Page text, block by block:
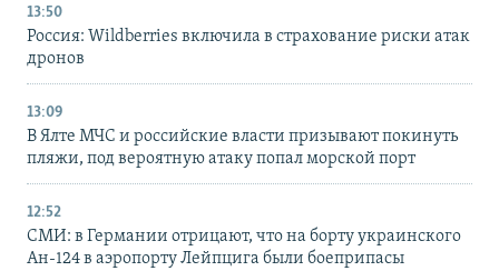
13:50
Россия: Wildberries включила в страхование риски атак
дронов
13:09
В Ялте МЧС и российские власти призывают покинуть
пляжи, под вероятную атаку попал морской порт
12:52
СМИ: в Германии отрицают, что на борту украинского
Ан-124 в аэропорту Лейпцига были боеприпасы